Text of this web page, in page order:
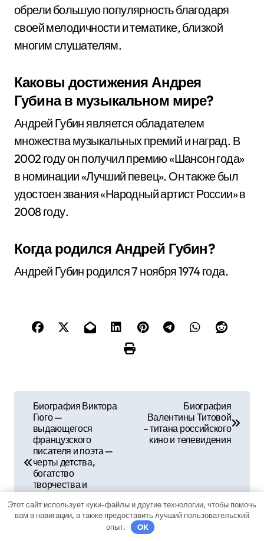
обрели большую популярность благодаря
своей мелодичности и тематике, близкой
многим слушателям.
Каковы достижения Андрея
Губина в музыкальном мире?
Андрей Губин является обладателем
множества музыкальных премий и наград. В
2002 году он получил премию «Шансон года»
в номинации «Лучший певец». Он также был
удостоен звания «Народный артист России» в
2008 году.
Когда родился Андрей Губин?
Андрей Губин родился 7 ноября 1974 года.
г
а
Биография Виктора
Гюго —
выдающегося
французского
писателя и поэта —
черты детства,
богатство
творчества и
неоценимое влияние
на мировую
литературу
Биография
Валентины Титовой
– титана российского
кино и телевидения
Этот сайт использует куки-файлы и другие технологии, чтобы помочь
вам в навигации, а также предоставить лучший пользовательский
опыт.
OK